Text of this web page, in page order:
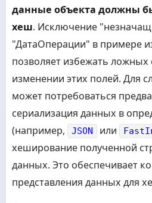
// *** Важно: Реализация
// Она должна
// Пример (упрощенный,
// Функция
//     СтруктураДанных =
//
//
//
//     // Добавьте сюда
//     Возврат
// КонецФункции
// Для примера
// В реальном коде вам
// с учетом всех
//
данные объекта должны
хеш. Исключение
"ДатаОперации" в примере
позволяет избежать
изменении этих полей. Для
может потребоваться
сериализация данных в
(например,
JSON или
хеширование полученной
данных. Это обеспечивает
представления данных для